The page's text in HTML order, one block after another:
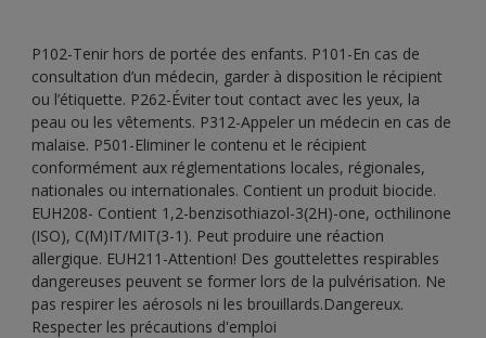
P102-Tenir hors de portée des enfants. P101-En cas de
consultation d’un médecin, garder à disposition le récipient
ou l’étiquette. P262-Éviter tout contact avec les yeux, la
peau ou les vêtements. P312-Appeler un médecin en cas de
malaise. P501-Eliminer le contenu et le récipient
conformément aux réglementations locales, régionales,
nationales ou internationales. Contient un produit biocide.
EUH208- Contient 1,2-benzisothiazol-3(2H)-one, octhilinone
(ISO), C(M)IT/MIT(3-1). Peut produire une réaction
allergique. EUH211-Attention! Des gouttelettes respirables
dangereuses peuvent se former lors de la pulvérisation. Ne
pas respirer les aérosols ni les brouillards.Dangereux.
Respecter les précautions d'emploi